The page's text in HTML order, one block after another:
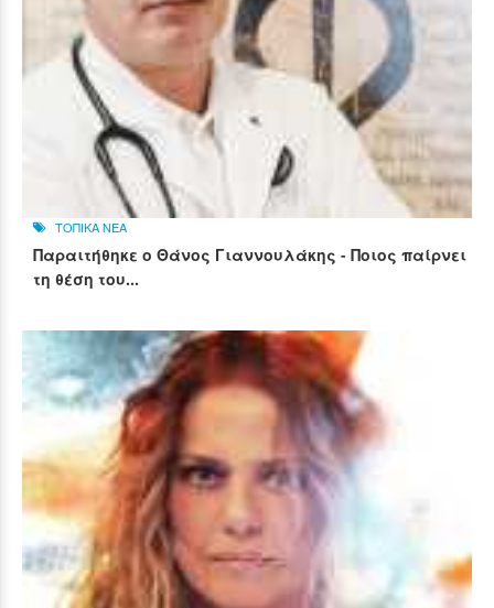
ΤΟΠΙΚΑ ΝΕΑ
Παραιτήθηκε ο Θάνος Γιαννουλάκης - Ποιος παίρνει
τη θέση του...